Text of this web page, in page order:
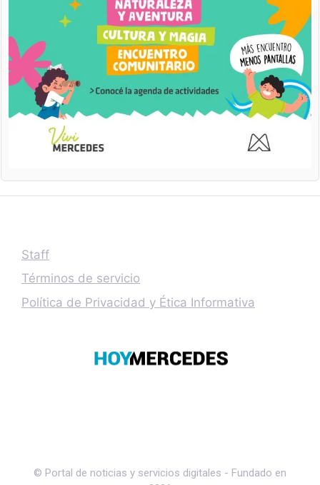
Staff
Términos de servicio
Política de Privacidad y Ética Informativa
© Portal de noticias y servicios digitales - Fundado en